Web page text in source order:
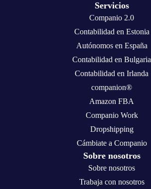
Servicios
Companio 2.0
Contabilidad en Estonia
Autónomos en España
Contabilidad en Bulgaria
Contabilidad en Irlanda
companion®
Amazon FBA
Companio Work
Dropshipping
Cámbiate a Companio
Sobre nosotros
Sobre nosotros
Trabaja con nosotros